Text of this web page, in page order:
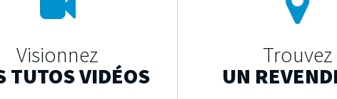
Visionnez
TUTOS VIDÉOS
Trouvez
UN